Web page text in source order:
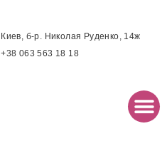
Киев, б-р. Николая Руденко, 14ж
+38 063 563 18 18